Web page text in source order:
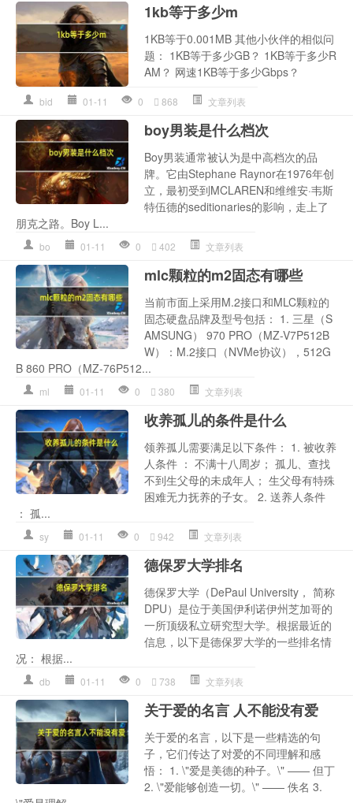
1kb等于多少m
1KB等于0.001MB 其他小伙伴的相似问
题： 1KB等于多少GB？ 1KB等于多少R
AM？ 网速1KB等于多少Gbps？
bid 01-11 0 868 文章列表
boy男装是什么档次
Boy男装通常被认为是中高档次的品
牌。它由Stephane Raynor在1976年创
立，最初受到MCLAREN和维维安·韦斯
特伍德的seditionaries的影响，走上了
朋克之路。Boy L...
bo 01-11 0 402 文章列表
mlc颗粒的m2固态有哪些
当前市面上采用M.2接口和MLC颗粒的
固态硬盘品牌及型号包括： 1. 三星（S
AMSUNG） 970 PRO（MZ-V7P512B
W）：M.2接口（NVMe协议），512G
B 860 PRO（MZ-76P512...
ml 01-11 0 380 文章列表
收养孤儿的条件是什么
领养孤儿需要满足以下条件： 1. 被收养
人条件 ： 不满十八周岁； 孤儿、查找
不到生父母的未成年人； 生父母有特殊
困难无力抚养的子女。 2. 送养人条件
： 孤...
sy 01-11 0 942 文章列表
德保罗大学排名
德保罗大学（DePaul University， 简称
DPU）是位于美国伊利诺伊州芝加哥的
一所顶级私立研究型大学。根据最近的
信息，以下是德保罗大学的一些排名情
况： 根据...
db 01-11 0 738 文章列表
关于爱的名言 人不能没有爱
关于爱的名言，以下是一些精选的句
子，它们传达了对爱的不同理解和感
悟： 1. \"爱是美德的种子。\" —— 但丁
2. \"爱能够创造一切。\" —— 佚名 3.